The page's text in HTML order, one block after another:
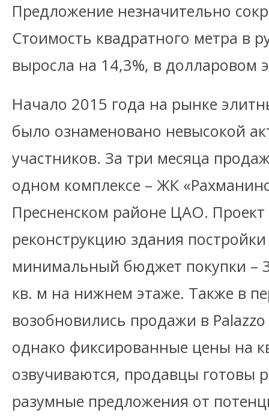
Предложение незначительно
Стоимость квадратного метра в
выросла на 14,3%, в долларовом
Начало 2015 года на рынке
было ознаменовано невысокой
участников. За три месяца
одном комплексе – ЖК
Пресненском районе ЦАО. Проект
реконструкцию здания
минимальный бюджет покупки –
кв. м на нижнем этаже. Также в
возобновились продажи в
однако фиксированные цены на
озвучиваются, продавцы готовы
разумные предложения от